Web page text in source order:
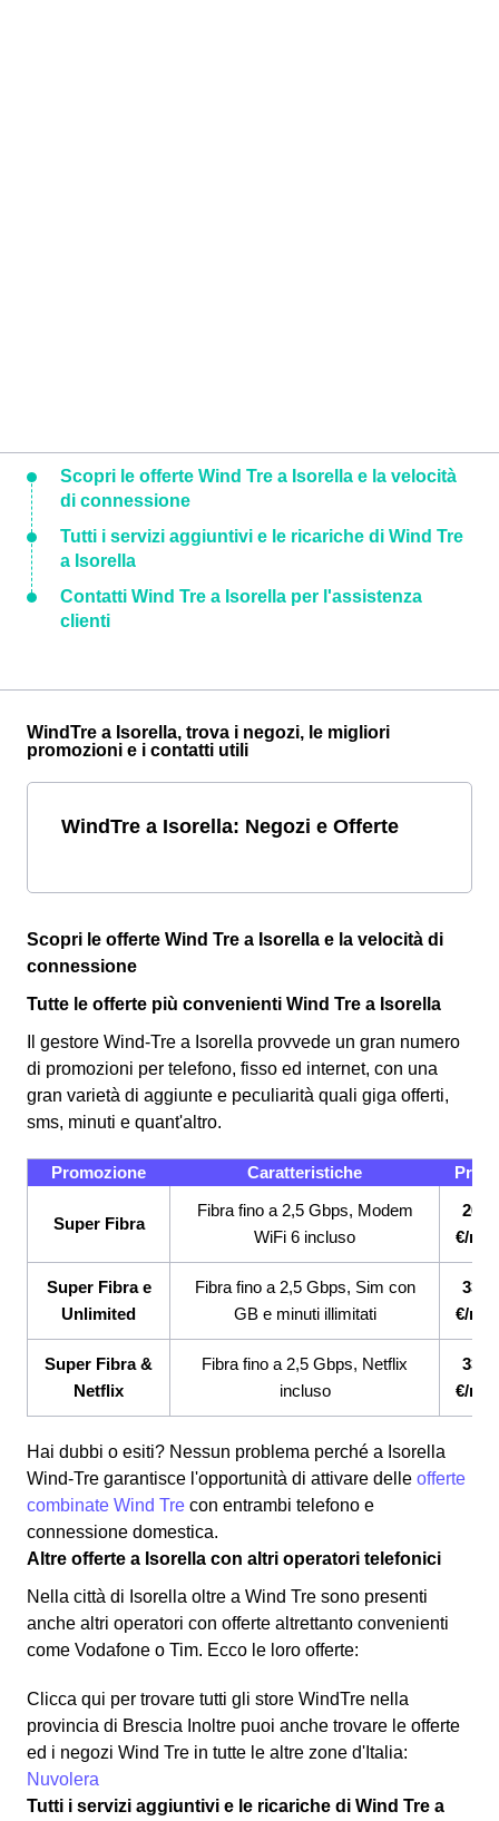
Scopri le offerte Wind Tre a Isorella e la velocità
di connessione
Tutti i servizi aggiuntivi e le ricariche di Wind Tre
a Isorella
Contatti Wind Tre a Isorella per l'assistenza
clienti
WindTre a Isorella, trova i negozi, le migliori
promozioni e i contatti utili
WindTre a Isorella: Negozi e Offerte
Scopri le offerte Wind Tre a Isorella e la velocità di
connessione
Tutte le offerte più convenienti Wind Tre a Isorella
Il gestore Wind-Tre a Isorella provvede un gran numero
di promozioni per telefono, fisso ed internet, con una
gran varietà di aggiunte e peculiarità quali giga offerti,
sms, minuti e quant'altro.
Promozione Caratteristiche
Super Fibra
Fibra fino a 2,5 Gbps, Modem
WiFi 6 incluso
€/
Super Fibra e
Unlimited
Fibra fino a 2,5 Gbps, Sim con
GB e minuti illimitati
€/
Super Fibra &
Netflix
Fibra fino a 2,5 Gbps, Netflix
incluso
€/
Hai dubbi o esiti? Nessun problema perché a Isorella
Wind-Tre garantisce l'opportunità di attivare delle offerte
combinate Wind Tre con entrambi telefono e
connessione domestica.
Altre offerte a Isorella con altri operatori telefonici
Nella città di Isorella oltre a Wind Tre sono presenti
anche altri operatori con offerte altrettanto convenienti
come Vodafone o Tim. Ecco le loro offerte:
Clicca qui per trovare tutti gli store WindTre nella
provincia di Brescia Inoltre puoi anche trovare le offerte
ed i negozi Wind Tre in tutte le altre zone d'Italia:
Nuvolera
Tutti i servizi aggiuntivi e le ricariche di Wind Tre a